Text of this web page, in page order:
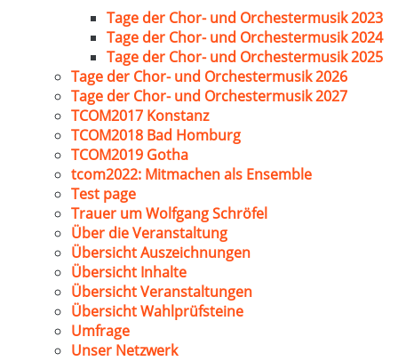
Tage der Chor- und Orchestermusik 2023
Tage der Chor- und Orchestermusik 2024
Tage der Chor- und Orchestermusik 2025
Tage der Chor- und Orchestermusik 2026
Tage der Chor- und Orchestermusik 2027
TCOM2017 Konstanz
TCOM2018 Bad Homburg
TCOM2019 Gotha
tcom2022: Mitmachen als Ensemble
Test page
Trauer um Wolfgang Schröfel
Über die Veranstaltung
Übersicht Auszeichnungen
Übersicht Inhalte
Übersicht Veranstaltungen
Übersicht Wahlprüfsteine
Umfrage
Unser Netzwerk